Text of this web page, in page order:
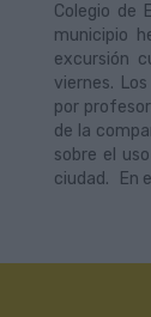
Colegio de
municipio
excursión
viernes.
por
de la
sobre el
ciudad. En